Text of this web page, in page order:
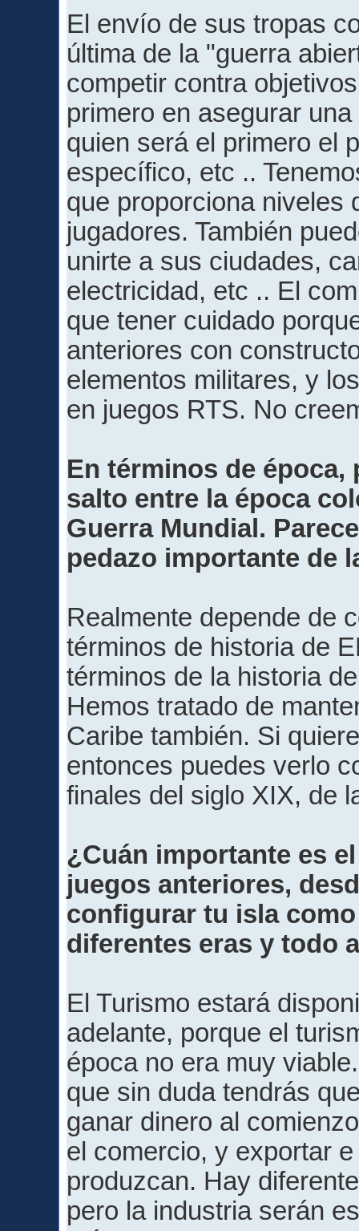
El envío de sus tropas
última de la "guerra
competir contra
primero en asegurar
quien será el primero el
específico, etc ..
que proporciona niveles
jugadores. También
unirte a sus ciudades,
electricidad, etc .. El
que tener cuidado
anteriores con
elementos militares, y
en juegos RTS. No
En términos de época,
salto entre la época
Guerra Mundial.
pedazo importante de
Realmente depende de
términos de historia de
términos de la historia
Hemos tratado de
Caribe también. Si
entonces puedes verlo
finales del siglo XIX, de
¿Cuán importante es
juegos anteriores,
configurar tu isla
diferentes eras y todo
El Turismo estará
adelante, porque el
época no era muy
que sin duda tendrás
ganar dinero al
el comercio, y exportar
produzcan. Hay
pero la industria serán